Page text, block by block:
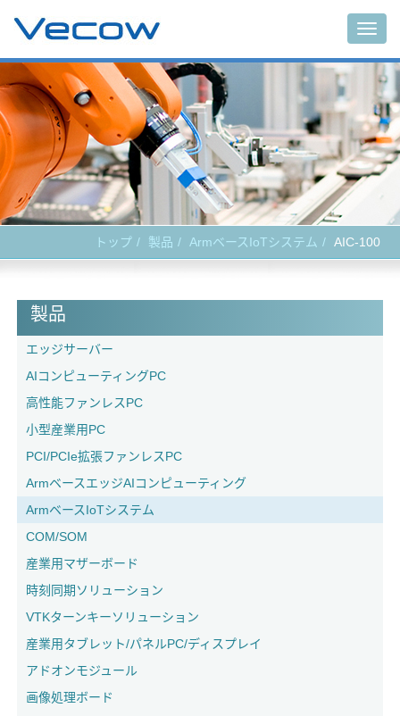
トップ 製品 ArmベースIoTシステム AIC-100
製品
エッジサーバー
AIコンピューティングPC
高性能ファンレスPC
小型産業用PC
PCI/PCIe拡張ファンレスPC
ArmベースエッジAIコンピューティング
ArmベースIoTシステム
COM/SOM
産業用マザーボード
時刻同期ソリューション
VTKターンキーソリューション
産業用タブレット/パネルPC/ディスプレイ
アドオンモジュール
画像処理ボード